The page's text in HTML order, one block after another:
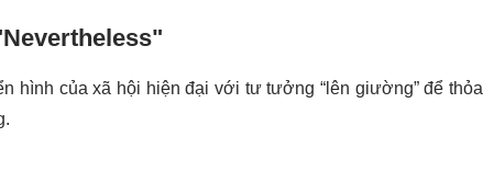
hình của xã hội hiện đại với tư tưởng “lên giường” để thỏa